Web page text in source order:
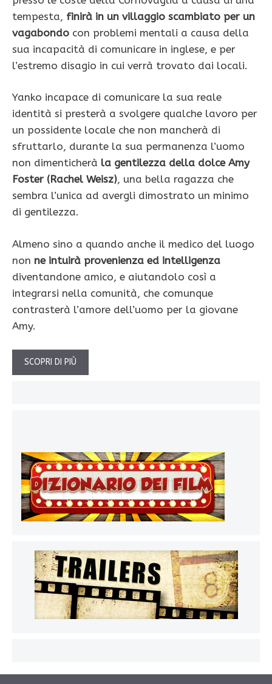
tempesta, finirà in un villaggio scambiato per un
vagabondo con problemi mentali a causa della
sua incapacità di comunicare in inglese, e per
l’estremo disagio in cui verrà trovato dai locali.
Yanko incapace di comunicare la sua reale
identità si presterà a svolgere qualche lavoro per
un possidente locale che non mancherà di
sfruttarlo, durante la sua permanenza l’uomo
non dimenticherà la gentilezza della dolce Amy
Foster (Rachel Weisz), una bella ragazza che
sembra l’unica ad avergli dimostrato un minimo
di gentilezza.
Almeno sino a quando anche il medico del luogo
non ne intuirà provenienza ed intelligenza
diventandone amico, e aiutandolo così a
integrarsi nella comunità, che comunque
contrasterà l’amore dell’uomo per la giovane
Amy.
SCOPRI DI PIÙ